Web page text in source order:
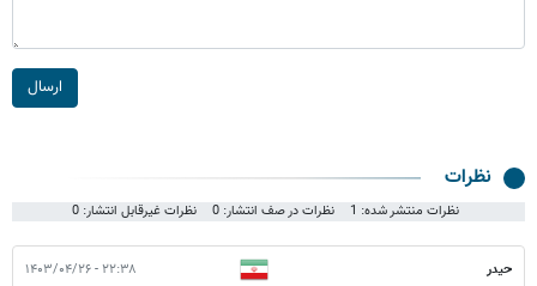
ارسال
نظرات
نظرات منتشر شده: 1 نظرات در صف انتشار: 0 نظرات غیرقابل انتشار: 0
حیدر ۲۲:۳۸ - ۱۴۰۳/۰۴/۲۶